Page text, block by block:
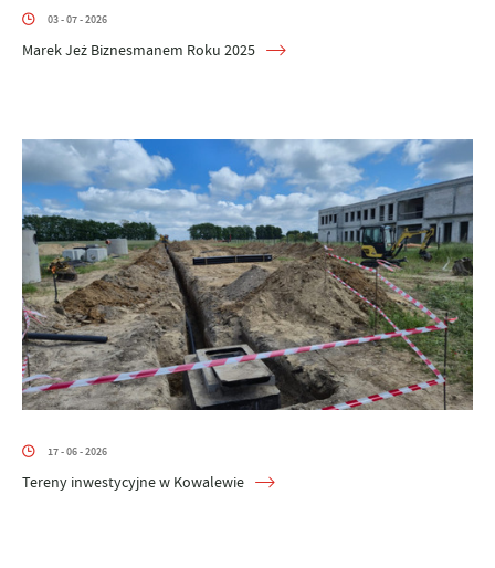
03 - 07 - 2026
Marek Jeż Biznesmanem Roku 2025
17 - 06 - 2026
Tereny inwestycyjne w Kowalewie